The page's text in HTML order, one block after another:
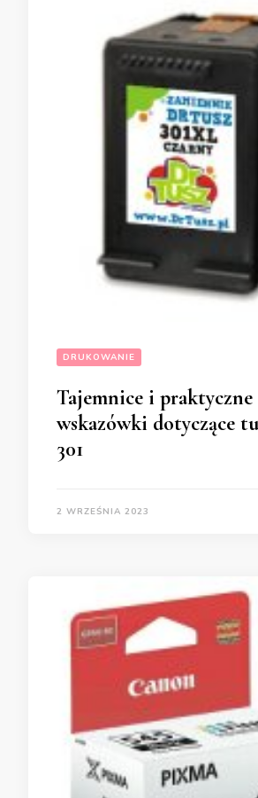
DRUKOWANIE
Tajemnice i praktyczne
wskazówki dotyczące
301
2 WRZEŚNIA 2023